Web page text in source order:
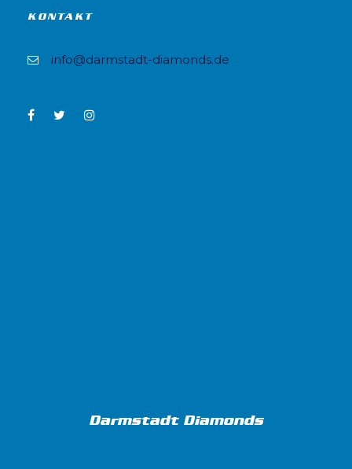
KONTAKT
info@darmstadt-diamonds.de
Darmstadt Diamonds